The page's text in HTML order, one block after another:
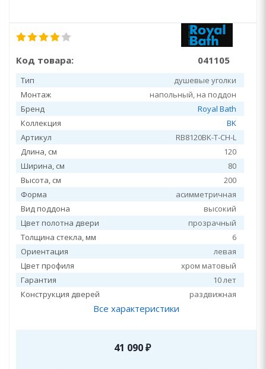
Код товара: 041105
Тип
душевые уголки
Монтаж
напольный, на поддон
Бренд
Royal Bath
Коллекция
BK
Артикул
RB8120BK-T-CH-L
Длина, см
120
Ширина, см
80
Высота, см
200
Форма
асимметричная
Вид поддона
высокий
Цвет полотна двери
прозрачный
Толщина стекла, мм
6
Ориентация
левая
Цвет профиля
хром матовый
Гарантия
10 лет
Конструкция дверей
раздвижная
Все характеристики
41 090₽